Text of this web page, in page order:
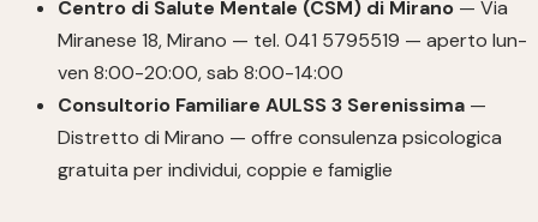
Centro di Salute Mentale (CSM) di Mirano — Via
Miranese 18, Mirano — tel. 041 5795519 — aperto lun-
ven 8:00-20:00, sab 8:00-14:00
Consultorio Familiare AULSS 3 Serenissima —
Distretto di Mirano — offre consulenza psicologica
gratuita per individui, coppie e famiglie